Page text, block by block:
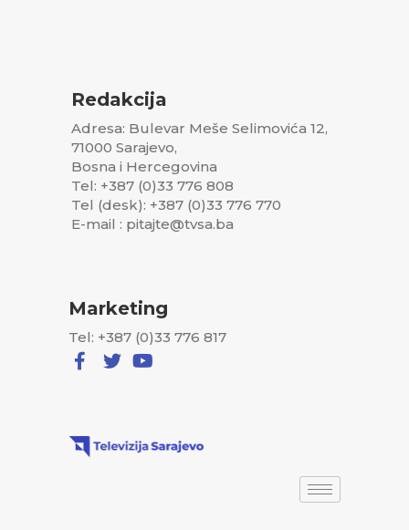
Redakcija
Adresa: Bulevar Meše Selimovića 12,
71000 Sarajevo,
Bosna i Hercegovina
Tel: +387 (0)33 776 808
Tel (desk): +387 (0)33 776 770
E-mail : pitajte@tvsa.ba
Marketing
Tel: +387 (0)33 776 817